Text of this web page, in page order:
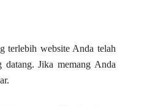
terlebih website Anda telah
Jika memang Anda